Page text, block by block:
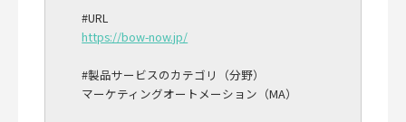
#URL
https://bow-now.jp/
#製品サービスのカテゴリ（分野）
マーケティングオートメーション（MA）